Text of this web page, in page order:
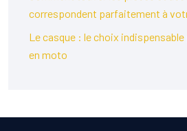
correspondent parfaitement à
Le casque : le choix
en moto